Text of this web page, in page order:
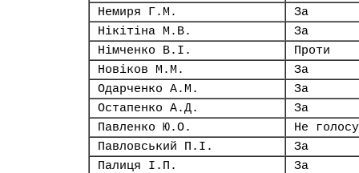
Немиря Г.М.
За
Нікітіна М.В.
За
Німченко В.І.
Проти
Новіков М.М.
За
Одарченко А.М.
За
Остапенко А.Д.
За
Павленко Ю.О.
Не
Павловський П.І.
За
Палиця І.П.
За